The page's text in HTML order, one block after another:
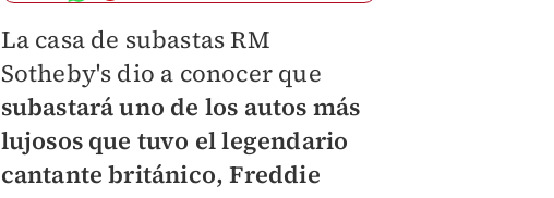
La casa de subastas RM
Sotheby's dio a conocer que
subastará uno de los autos más
lujosos que tuvo el legendario
cantante británico, Freddie